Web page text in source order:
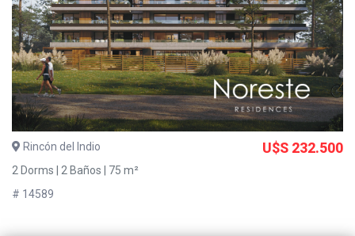
Rincón del Indio U$S 232.500
2 Dorms | 2 Baños | 75 m²
# 14589